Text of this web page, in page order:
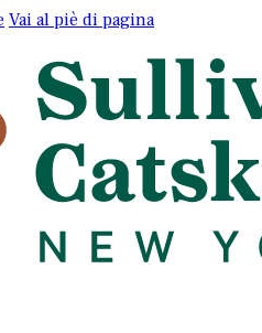
Vai al piè di pagina